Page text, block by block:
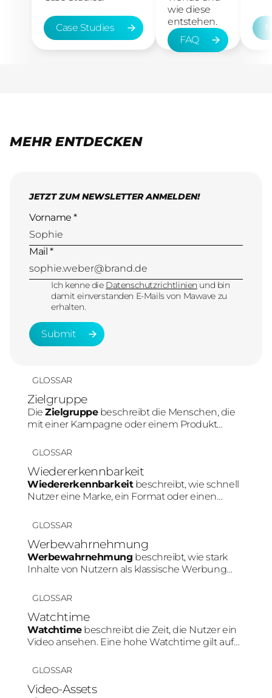
Case Studies
Case Studies
wie diese
entstehen.
FAQ
FAQ
MEHR ENTDECKEN
GLOSSAR
Zielgruppe
DieZielgruppebeschreibt die Menschen, die
mit einer Kampagne oder einem Produkt
Marketing beeinflusst die Zielgruppe direkt die
GLOSSAR
Wiedererkennbarkeit
Wiedererkennbarkeitbeschreibt, wie schnell
Nutzer eine Marke, ein Format oder einen
Konsistente Farben, Personen oder Content-
GLOSSAR
Werbewahrnehmung
Werbewahrnehmung beschreibt, wie stark
Inhalte von Nutzern als klassische Werbung
den Content integriert wird, desto geringer fällt
GLOSSAR
Watchtime
Watchtimebeschreibt die Zeit, die Nutzer ein
Video ansehen. Eine hohe Watchtime gilt auf
wichtiges Signal für relevanten Content und
GLOSSAR
Video-Assets
JETZT ZUM NEWSLETTER ANMELDEN!
Vorname *
Mail *
Ich kenne die Datenschutzrichtlinien und bin
damit einverstanden E-Mails von Mawave zu
erhalten.
Submit